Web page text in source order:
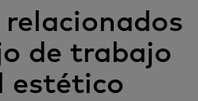
de trabajo
estético